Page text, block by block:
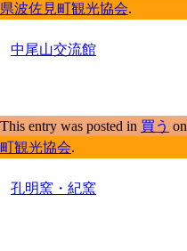
県波佐見町観光協会.
中尾山交流館
This entry was posted in 買う on
町観光協会.
孔明窯・紀窯